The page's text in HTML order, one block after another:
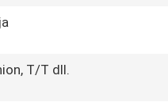
T/T dll.